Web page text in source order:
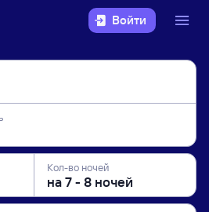
Войти
Кол-во ночей